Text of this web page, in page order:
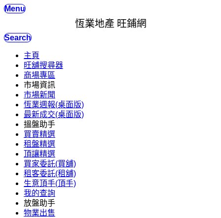
Menu
恆業地產 旺鋪網
Search
主頁
旺舖搜尋器
商場專區
市場資訊
市場新聞
恆業週報(桌面版)
最新成交(桌面版)
搵盤助手
買賣精選
租盤精選
頂讓精選
買家委託(買舖)
租客委託(租舖)
生意頂手(頂手)
我的查詢
放盤助手
物業出售